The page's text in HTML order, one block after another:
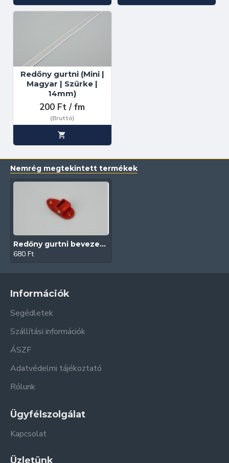
Redőny gurtni (Mini |
Magyar | Szürke |
14mm)
200 Ft / fm
(Bruttó)
Nemrég megtekintett termékek
Redőny gurtni bevezető (Műanyag | Piros)
680 Ft
Információk
Segédletek
Szállítási információk
ÁSZF
Adatvédelmi tájékoztató
Rólunk
Ügyfélszolgálat
Kapcsolat
Üzletünk